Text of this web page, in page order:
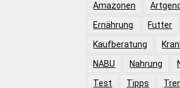
Amazonen
Ernährung
Futter
Kaufberatung
NABU
Nahrung
Test
Tipps